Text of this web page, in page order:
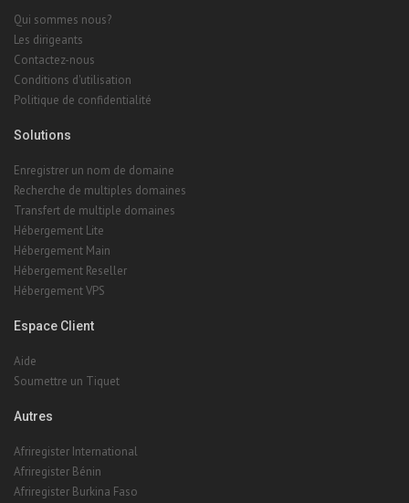
Qui sommes nous?
Les dirigeants
Contactez-nous
Conditions d'utilisation
Politique de confidentialité
Solutions
Enregistrer un nom de domaine
Recherche de multiples domaines
Transfert de multiple domaines
Hébergement Lite
Hébergement Main
Hébergement Reseller
Hébergement VPS
Espace Client
Aide
Soumettre un Tiquet
Autres
Afriregister International
Afriregister Bénin
Afriregister Burkina Faso